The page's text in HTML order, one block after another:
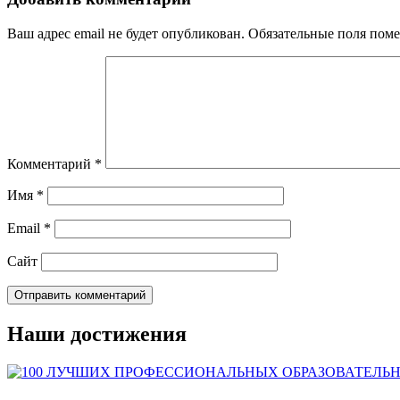
Ваш адрес email не будет опубликован. Обязательные поля
Комментарий *
Имя *
Email *
Сайт
Наши достижения